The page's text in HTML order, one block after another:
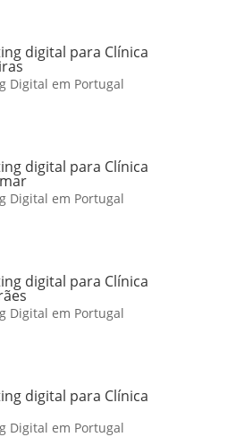
digital para Clínica
Digital em Portugal
digital para Clínica
Digital em Portugal
digital para Clínica
Digital em Portugal
digital para Clínica
Digital em Portugal